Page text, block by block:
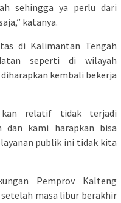
sehingga ya perlu dari
katanya.
di Kalimantan Tengah
seperti di wilayah
kembali bekerja
kan relatif tidak terjadi
dan kami harapkan bisa
publik ini tidak kita
Pemprov Kalteng
masa libur berakhir